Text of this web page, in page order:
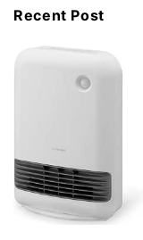
Recent Post